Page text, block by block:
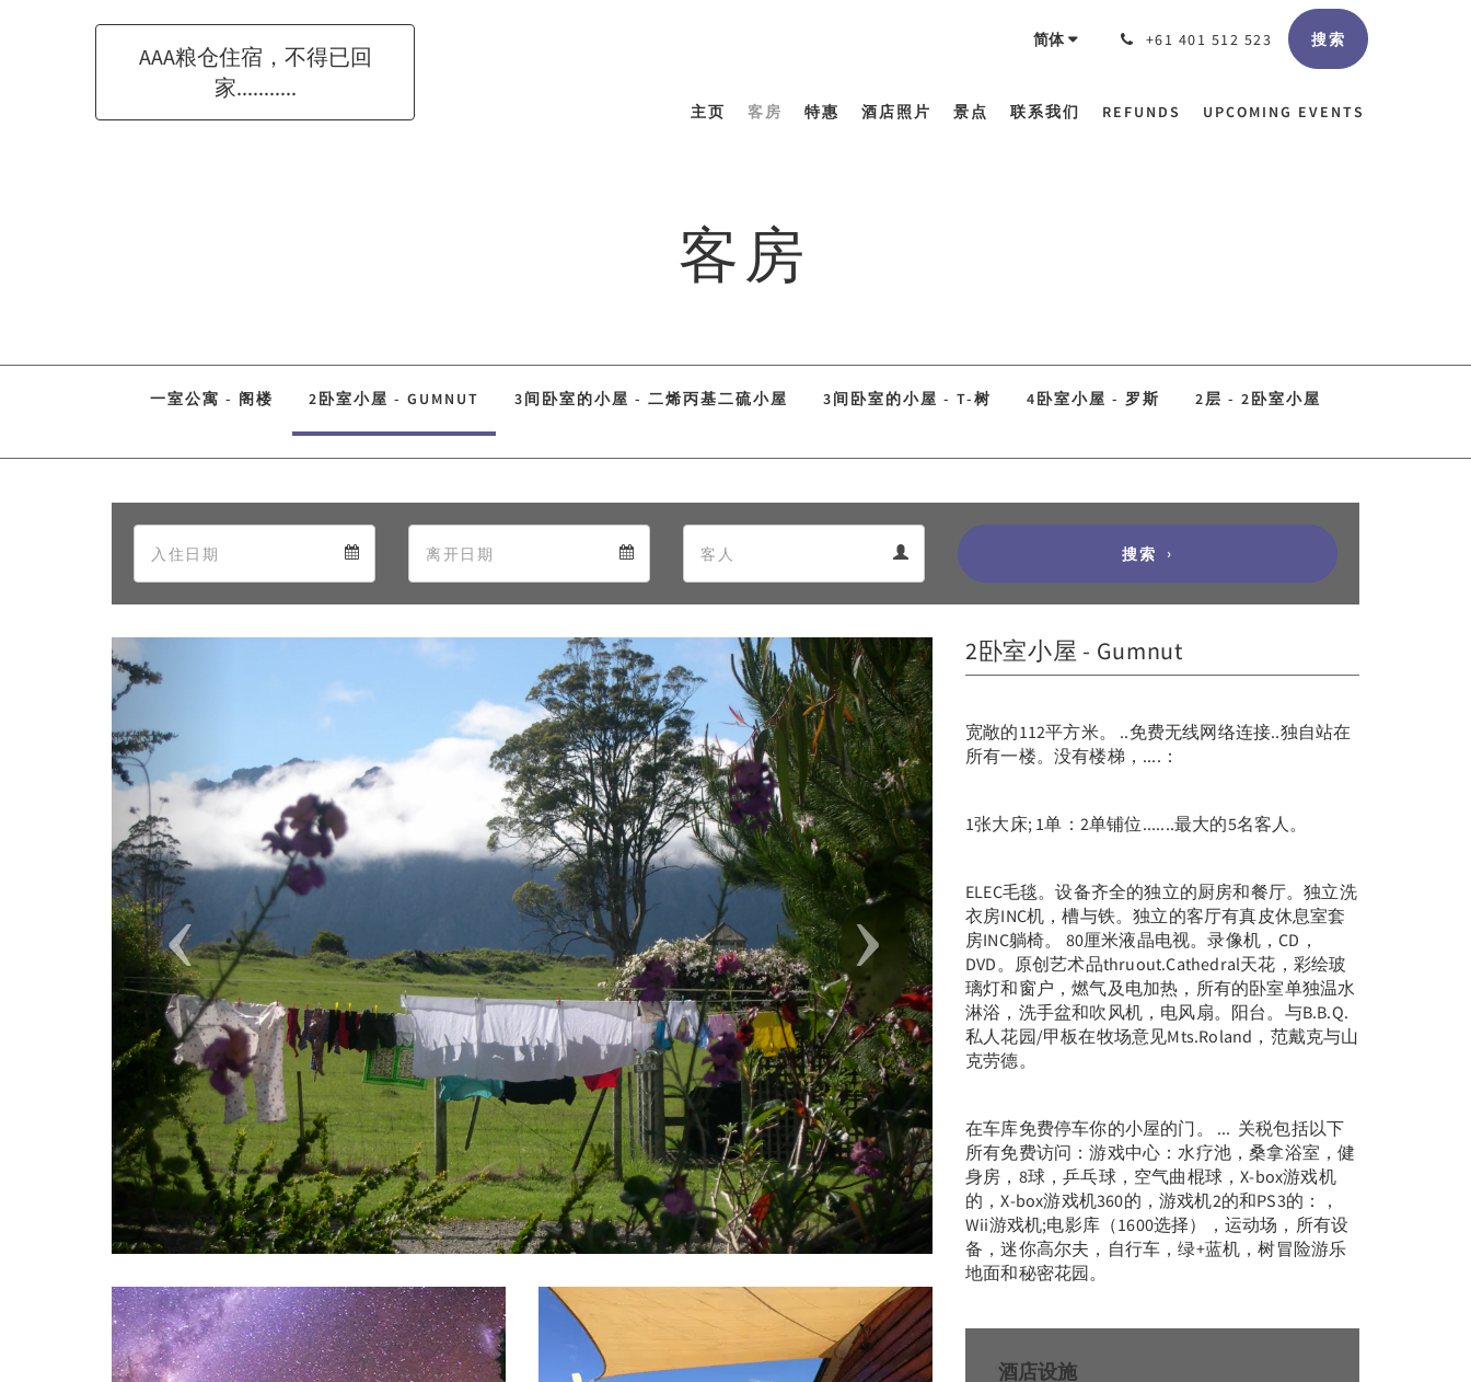
AAA粮仓住宿，不得已回
家...........
简体 +61 401 512 523 搜索
主页 客房 特惠 酒店照片 景点 联系我们 REFUNDS UPCOMING EVENTS
客房
一室公寓 - 阁楼 2卧室小屋 - GUMNUT 3间卧室的小屋 - 二烯丙基二硫小屋 3间卧室的小屋 - T-树 4卧室小屋 - 罗斯 2层 - 2卧室小屋
搜索
Next 2卧室小屋 - Gumnut
宽敞的112平方米。 ..免费无线网络连接..独自站在
所有一楼。没有楼梯，....：
1张大床; 1单：2单铺位.......最大的5名客人。
ELEC毛毯。设备齐全的独立的厨房和餐厅。独立洗
衣房INC机，槽与铁。独立的客厅有真皮休息室套
房INC躺椅。 80厘米液晶电视。录像机，CD，
DVD。原创艺术品thruout.Cathedral天花，彩绘玻
璃灯和窗户，燃气及电加热，所有的卧室单独温水
淋浴，洗手盆和吹风机，电风扇。阳台。与B.B.Q.
私人花园/甲板在牧场意见Mts.Roland，范戴克与山
克劳德。
在车库免费停车你的小屋的门。 ... 关税包括以下
所有免费访问：游戏中心：水疗池，桑拿浴室，健
身房，8球，乒乓球，空气曲棍球，X-box游戏机
的，X-box游戏机360的，游戏机2的和PS3的：，
Wii游戏机;电影库（1600选择），运动场，所有设
备，迷你高尔夫，自行车，绿+蓝机，树冒险游乐
地面和秘密花园。
酒店设施